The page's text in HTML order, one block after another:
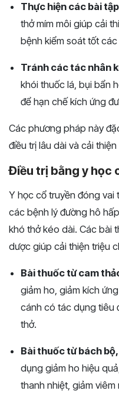
Thực hiện các bài
thở mím môi giúp cải
bệnh kiểm soát tốt
Tránh các tác nhân
khói thuốc lá, bụi bẩn
để hạn chế kích ứng
Các phương pháp này
điều trị lâu dài và cải
Điều trị bằng y học
Y học cổ truyền đóng vai
các bệnh lý đường hô
khó thở kéo dài. Các bài
dược giúp cải thiện triệu
Bài thuốc từ cam
giảm ho, giảm kích
cánh có tác dụng tiêu
thở.
Bài thuốc từ bách
dụng giảm ho hiệu
thanh nhiệt, giảm